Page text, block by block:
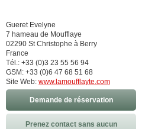
Gueret Evelyne
7 hameau de Moufflaye
02290 St Christophe à Berry
France
Tél.: +33 (0)3 23 55 56 94
GSM: +33 (0)6 47 68 51 68
Site Web: www.lamoufflayte.com
Demande de réservation
Prenez contact sans aucun